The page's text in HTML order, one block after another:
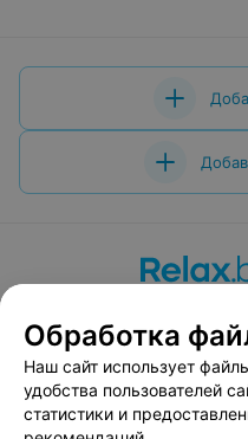
Вакансии
Публичный
Публичный договор
Обработка
Наш сайт использует
удобства пользователей
статистики и